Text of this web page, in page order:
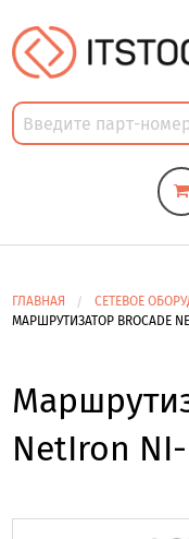
ГЛАВНАЯ СЕТЕВОЕ
МАРШРУТИЗАТОР BROCADE
NetIron